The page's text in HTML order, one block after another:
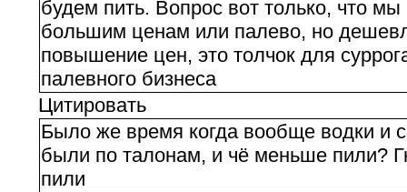
будем пить. Вопрос вот только, что
большим ценам или палево, но
повышение цен, это толчок для
палевного бизнеса
Цитировать
Было же время когда вообще водки и
были по талонам, и чё меньше пили?
пили